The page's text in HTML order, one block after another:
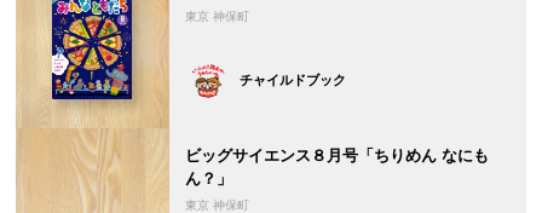
東京 神保町
チャイルドブック
ビッグサイエンス８月号「ちりめん なにも
ん？」
東京 神保町